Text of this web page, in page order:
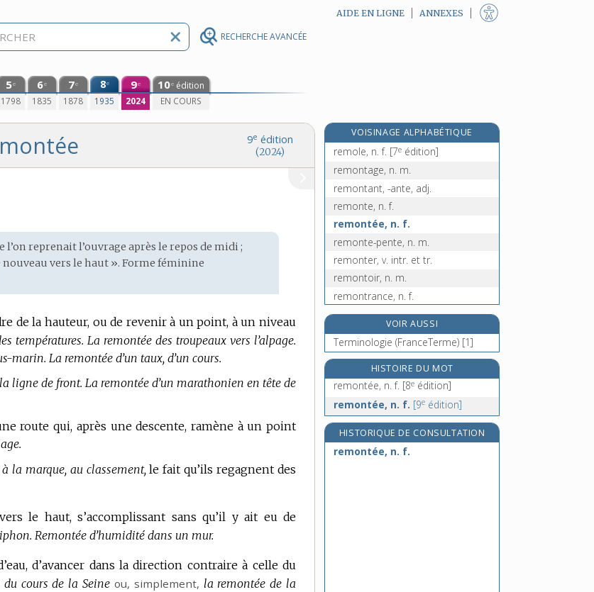
RECHERCHE AVANCÉE
AIDE EN LIGNE ANNEXES
5e
1798
6e
1835
7e
1878
8e
1935
9e
2024
10e édition
EN COURS
9e édition
(2024)
l’on reprenait l’ouvrage après le repos de midi ;
nouveau vers le haut ». Forme féminine
de la hauteur, ou de revenir à un point, à un niveau
températures. La remontée des troupeaux vers l’alpage.
marin. La remontée d’un taux, d’un cours.
ligne de front. La remontée d’un marathonien en tête de
route qui, après une descente, ramène à un point
la marque, au classement, le fait qu’ils regagnent des
le haut, s’accomplissant sans qu’il y ait eu de
Remontée d’humidité dans un mur.
d’avancer dans la direction contraire à celle du
cours de la Seine ou, simplement, la remontée de la
VOISINAGE ALPHABÉTIQUE
remodeler, v. tr.
remole, n. f. [7e édition]
remontage, n. m.
remontant, -ante, adj.
remonte, n. f.
remontée, n. f.
remonte-pente, n. m.
remonter, v. intr. et tr.
remontoir, n. m.
remontrance, n. f.
remontrant, n. m.[7 édition]
remontrer, v. tr.
rémora, n. m.
remordre, v. tr.
remords, n. m.
VOIR AUSSI
Terminologie (FranceTerme) [1]
HISTOIRE DU MOT
remontée, n. f. [8e édition]
remontée, n. f. [9e édition]
HISTORIQUE DE CONSULTATION
remontée, n. f.